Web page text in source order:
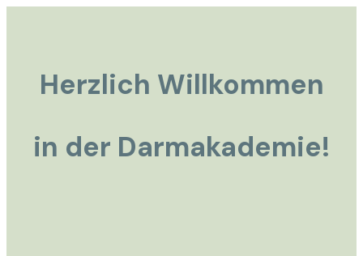
Herzlich Willkommen
in der Darmakademie!